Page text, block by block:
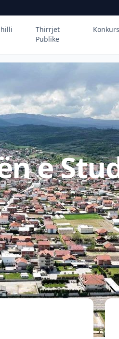
Thirrjet
Publike
e